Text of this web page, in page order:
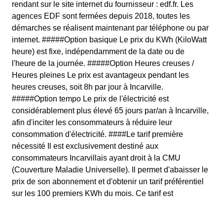
rendant sur le site internet du fournisseur : edf.fr. Les
agences EDF sont fermées depuis 2018, toutes les
démarches se réalisent maintenant par téléphone ou par
internet. #####Option basique Le prix du KWh (KiloWatt
heure) est fixe, indépendamment de la date ou de
l'heure de la journée. #####Option Heures creuses /
Heures pleines Le prix est avantageux pendant les
heures creuses, soit 8h par jour à Incarville.
#####Option tempo Le prix de l'électricité est
considérablement plus élevé 65 jours par/an à Incarville,
afin d'inciter les consommateurs à réduire leur
consommation d'électricité. ####Le tarif première
nécessité Il est exclusivement destiné aux
consommateurs Incarvillais ayant droit à la CMU
(Couverture Maladie Universelle). Il permet d'abaisser le
prix de son abonnement et d'obtenir un tarif préférentiel
sur les 100 premiers KWh du mois. Ce tarif est